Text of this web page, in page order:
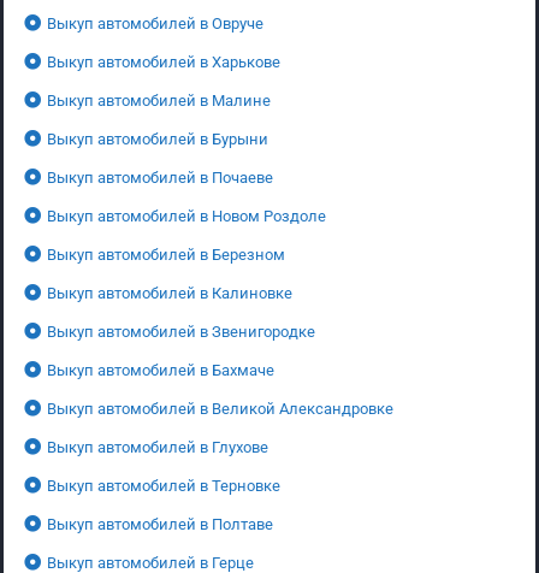
Выкуп автомобилей в Овруче
Выкуп автомобилей в Харькове
Выкуп автомобилей в Малине
Выкуп автомобилей в Бурыни
Выкуп автомобилей в Почаеве
Выкуп автомобилей в Новом Роздоле
Выкуп автомобилей в Березном
Выкуп автомобилей в Калиновке
Выкуп автомобилей в Звенигородке
Выкуп автомобилей в Бахмаче
Выкуп автомобилей в Великой Александровке
Выкуп автомобилей в Глухове
Выкуп автомобилей в Терновке
Выкуп автомобилей в Полтаве
Выкуп автомобилей в Герце